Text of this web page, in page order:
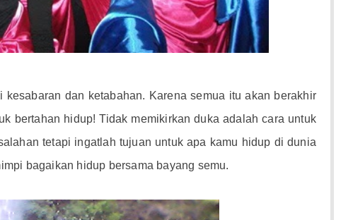
dan ketabahan. Karena semua itu akan berakhir
bertahan hidup! Tidak memikirkan duka adalah cara untuk
tetapi ingatlah tujuan untuk apa kamu hidup di dunia
bagaikan hidup bersama bayang semu.